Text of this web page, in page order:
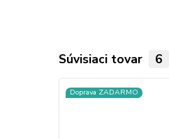
Súvisiaci tovar 6
Doprava ZADARMO